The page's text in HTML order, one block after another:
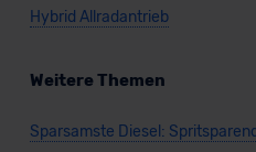
Hybrid Allradantrieb
Weitere Themen
Sparsamste Diesel: